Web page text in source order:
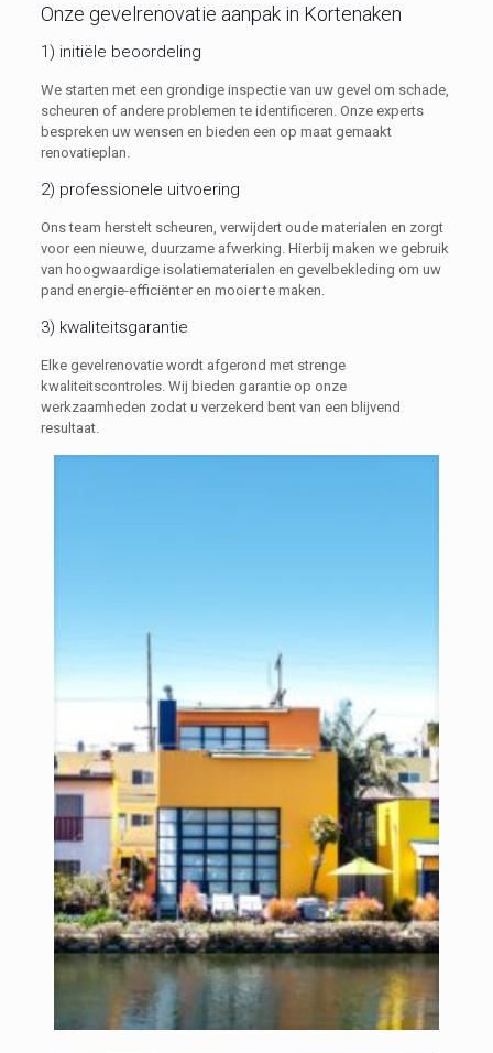
Onze gevelrenovatie aanpak in Kortenaken
1) initiële beoordeling
We starten met een grondige inspectie van uw gevel om schade,
scheuren of andere problemen te identificeren. Onze experts
bespreken uw wensen en bieden een op maat gemaakt
renovatieplan.
2) professionele uitvoering
Ons team herstelt scheuren, verwijdert oude materialen en zorgt
voor een nieuwe, duurzame afwerking. Hierbij maken we gebruik
van hoogwaardige isolatiematerialen en gevelbekleding om uw
pand energie-efficiënter en mooier te maken.
3) kwaliteitsgarantie
Elke gevelrenovatie wordt afgerond met strenge
kwaliteitscontroles. Wij bieden garantie op onze
werkzaamheden zodat u verzekerd bent van een blijvend
resultaat.